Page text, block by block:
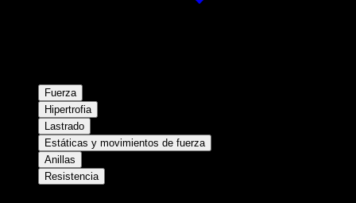
Fuerza
Hipertrofia
Lastrado
Estáticas y movimientos de fuerza
Anillas
Resistencia